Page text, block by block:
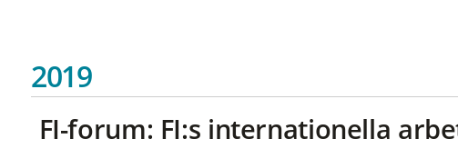
2019
FI-forum: FI:s internationella